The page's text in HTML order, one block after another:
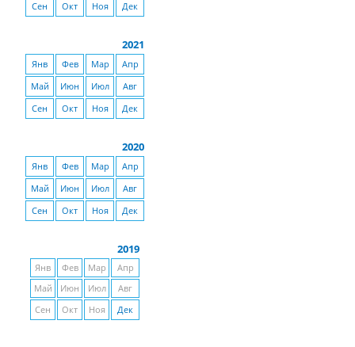
Сен
Окт Ноя Дек
2021
Янв Фев Мар
Апр
Май
Июн Июл
Авг
Сен
Окт Ноя Дек
2020
Янв Фев Мар
Апр
Май
Июн Июл
Авг
Сен
Окт Ноя Дек
2019
Янв Фев Мар
Апр
Май
Июн Июл
Авг
Сен
Окт Ноя Дек